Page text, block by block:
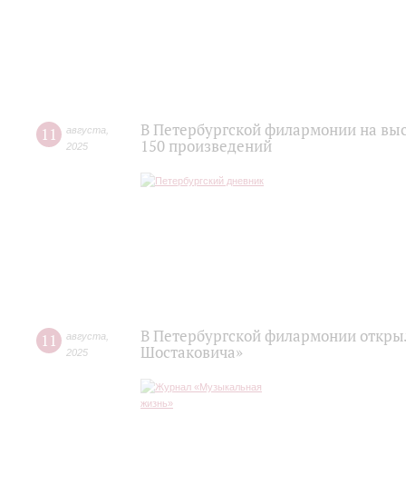
11 августа
2025
В Петербургской филармонии на
150 произведений
11 августа
2025
В Петербургской филармонии
Шостаковича»